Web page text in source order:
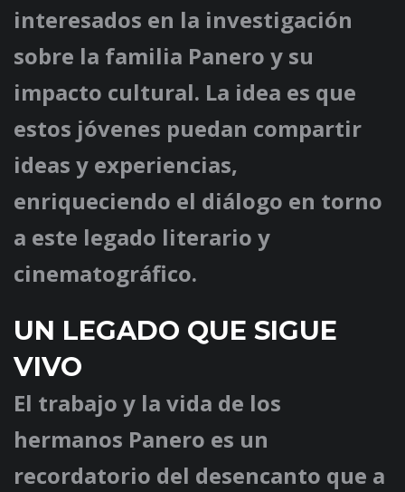
interesados en la investigación
sobre la familia Panero y su
impacto cultural. La idea es que
estos jóvenes puedan compartir
ideas y experiencias,
enriqueciendo el diálogo en torno
a este legado literario y
cinematográfico.
UN LEGADO QUE SIGUE
VIVO
El trabajo y la vida de los
hermanos Panero es un
recordatorio del desencanto que a